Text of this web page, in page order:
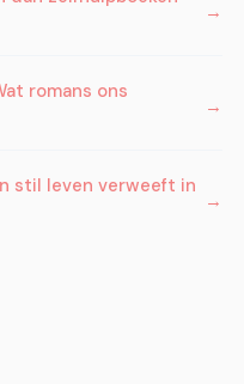
romans ons
stil leven verweeft in